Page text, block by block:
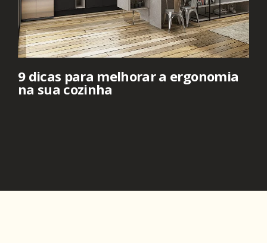
9 dicas para melhorar a ergonomia
na sua cozinha